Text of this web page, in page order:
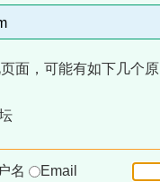
面，可能有如下几个
名
Email